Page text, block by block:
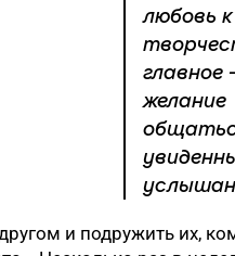
любовь к
главное
желание
и подружить их,